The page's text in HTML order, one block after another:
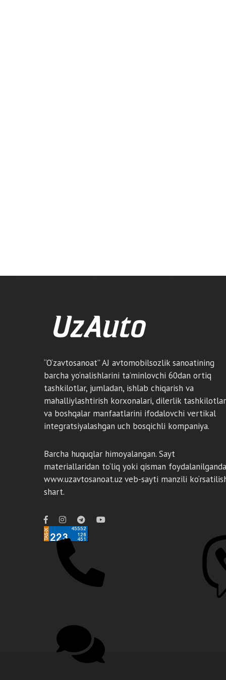
“O‘zavtosanoat” AJ avtomobilsozlik sanoatining
barcha yo‘nalishlarini ta’minlovchi 60dan ortiq
tashkilotlar, jumladan, ishlab chiqarish va
mahalliylashtirish korxonalari, dilerlik
va boshqalar manfaatlarini ifodalovchi vertikal
integratsiyalashgan uch bosqichli kompaniya.
Barcha huquqlar himoyalangan. Sayt
materiallaridan to‘liq yoki qisman foydalanilganda
www.uzavtosanoat.uz veb-sayti manzili
shart.